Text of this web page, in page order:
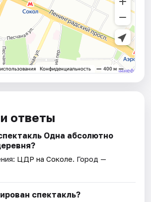
ответы
Одна абсолютно
ЦДР на Соколе. Город —
спектакль?